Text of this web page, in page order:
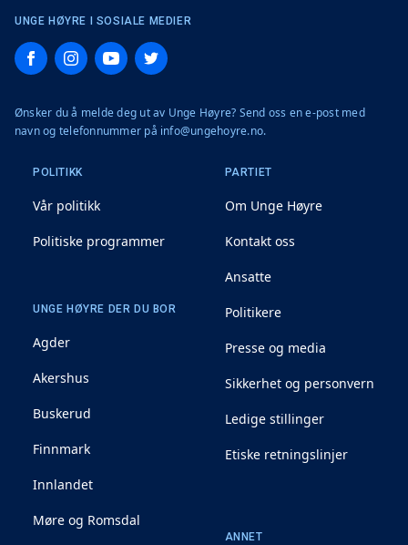
UNGE HØYRE I SOSIALE MEDIER
FacebookInstagramYouTubeTwitter
Ønsker du å melde deg ut av Unge Høyre? Send oss en e-post med
navn og telefonnummer på info@ungehoyre.no.
POLITIKK
Vår politikk
Politiske programmer
PARTIET
Om Unge Høyre
Kontakt oss
Ansatte
Politikere
Presse og media
Sikkerhet og personvern
Ledige stillinger
Etiske retningslinjer
UNGE HØYRE DER DU BOR
Agder
Akershus
Buskerud
Finnmark
Innlandet
Møre og Romsdal
ANNET